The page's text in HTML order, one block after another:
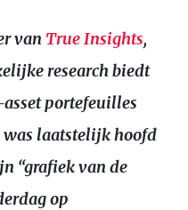
van True Insights,
research biedt
portefeuilles
laatstelijk hoofd
“grafiek van de
op